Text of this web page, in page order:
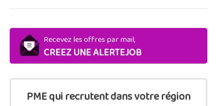
Recevez les offres par mail,
CREEZ UNE ALERTEJOB
PME qui recrutent dans votre région